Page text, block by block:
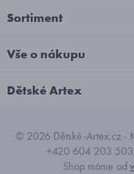
Sortiment
Vše o nákupu
Dětské Artex
© 2026 Dětské-Artex.cz -
+420 604 203
Shop máme od